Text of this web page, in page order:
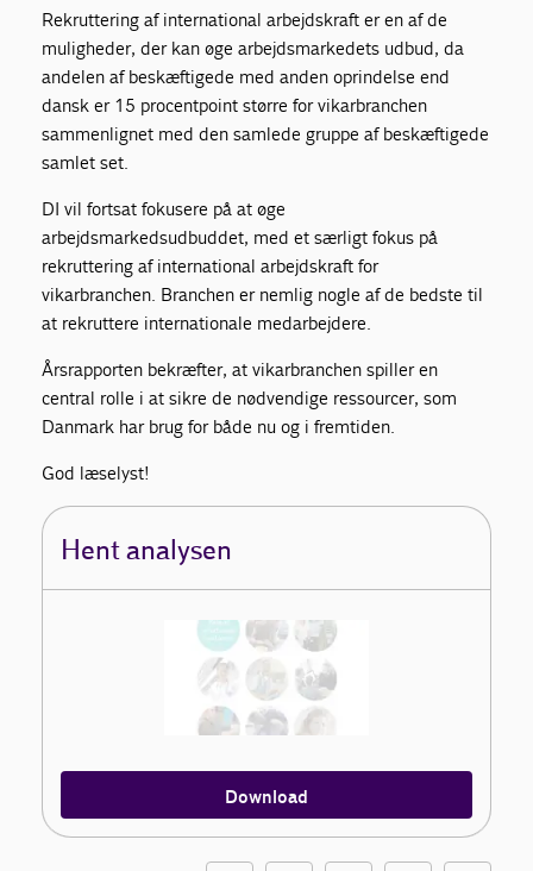
Rekruttering af international arbejdskraft er en af de
muligheder, der kan øge arbejdsmarkedets udbud, da
andelen af beskæftigede med anden oprindelse end
dansk er 15 procentpoint større for vikarbranchen
sammenlignet med den samlede gruppe af beskæftigede
samlet set.
DI vil fortsat fokusere på at øge
arbejdsmarkedsudbuddet, med et særligt fokus på
rekruttering af international arbejdskraft for
vikarbranchen. Branchen er nemlig nogle af de bedste til
at rekruttere internationale medarbejdere.
Årsrapporten bekræfter, at vikarbranchen spiller en
central rolle i at sikre de nødvendige ressourcer, som
Danmark har brug for både nu og i fremtiden.
God læselyst!
Hent analysen
Download